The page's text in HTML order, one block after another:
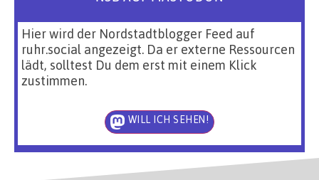
Hier wird der Nordstadtblogger Feed auf
ruhr.social angezeigt. Da er externe Ressourcen
lädt, solltest Du dem erst mit einem Klick
zustimmen.
WILL ICH SEHEN!